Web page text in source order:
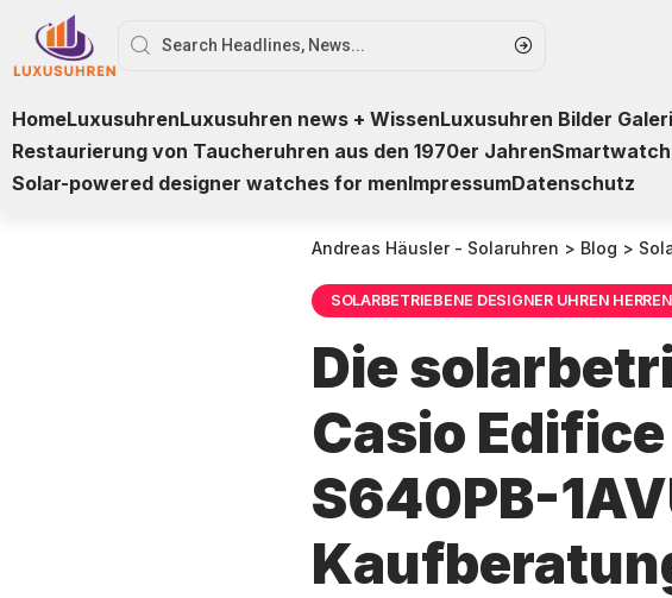
HomeLuxusuhrenLuxusuhren news + WissenLuxusuhren Bilder
Restaurierung von Taucheruhren aus den 1970er Jahren
Solar-powered designer watches for menImpressumDatenschutz
Andreas Häusler - Solaruhren > Blog >
SOLARBETRIEBENE DESIGNER UHREN HERREN
Die
Casio
S640PB-